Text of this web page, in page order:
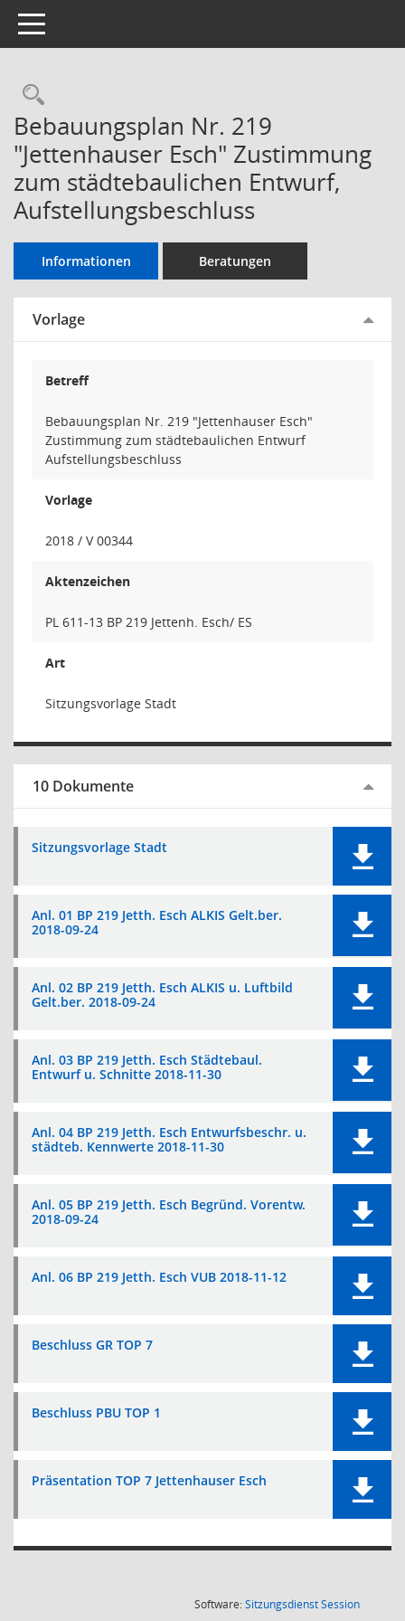
Toggle navigation
Rechercheauswahl
Bebauungsplan Nr. 219
"Jettenhauser Esch" Zustimmung
zum städtebaulichen Entwurf,
Aufstellungsbeschluss
Informationen Beratungen
Vorlage
Betreff
Bebauungsplan Nr. 219 "Jettenhauser Esch"
Zustimmung zum städtebaulichen Entwurf
Aufstellungsbeschluss
Vorlage
2018 / V 00344
Aktenzeichen
PL 611-13 BP 219 Jettenh. Esch/ ES
Art
Sitzungsvorlage Stadt
10 Dokumente
Sitzungsvorlage Stadt
Anl. 01 BP 219 Jetth. Esch ALKIS Gelt.ber.
2018-09-24
Anl. 02 BP 219 Jetth. Esch ALKIS u. Luftbild
Gelt.ber. 2018-09-24
Anl. 03 BP 219 Jetth. Esch Städtebaul.
Entwurf u. Schnitte 2018-11-30
Anl. 04 BP 219 Jetth. Esch Entwurfsbeschr. u.
städteb. Kennwerte 2018-11-30
Anl. 05 BP 219 Jetth. Esch Begründ. Vorentw.
2018-09-24
Anl. 06 BP 219 Jetth. Esch VUB 2018-11-12
Beschluss GR TOP 7
Beschluss PBU TOP 1
Präsentation TOP 7 Jettenhauser Esch
Software:SitzungsdienstSession(Wird in